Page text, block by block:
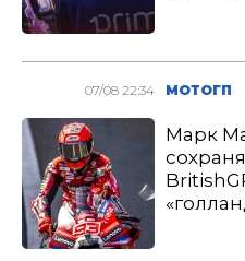
07/08 22:34 МОТОГП
Марк